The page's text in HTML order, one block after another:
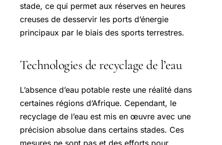
stade, ce qui permet aux réserves en heures
creuses de desservir les ports d’énergie
principaux par le biais des sports terrestres.
Technologies de recyclage de l’eau
L’absence d’eau potable reste une réalité dans
certaines régions d’Afrique. Cependant, le
recyclage de l’eau est mis en œuvre avec une
précision absolue dans certains stades. Ces
mesures ne sont pas et des efforts pour